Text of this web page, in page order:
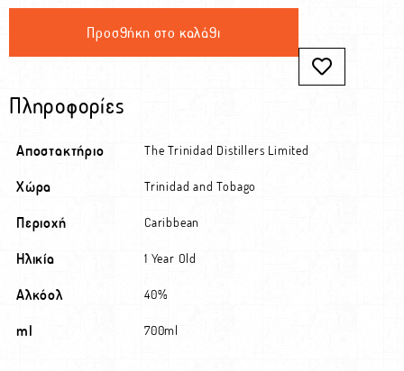
Προσθήκη στο καλάθι
Πληροφορίες
Αποστακτήριο The Trinidad Distillers Limited
Χώρα Trinidad and Tobago
Περιοχή Caribbean
Ηλικία 1 Year Old
Αλκόολ 40%
ml 700ml